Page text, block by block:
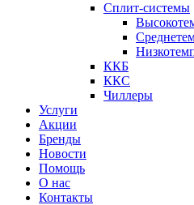
Сплит-системы
ККБ
ККС
Чиллеры
Услуги
Акции
Бренды
Новости
Помощь
О нас
Контакты